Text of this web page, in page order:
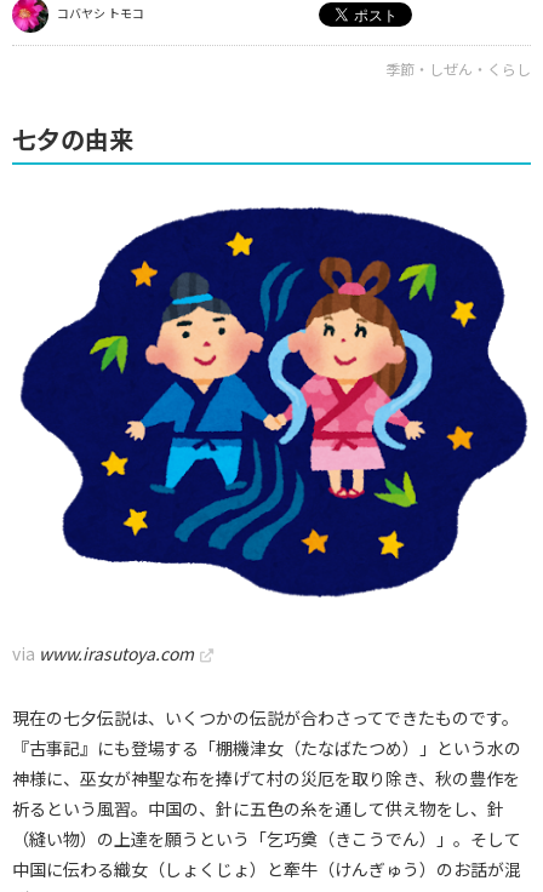
コバヤシ トモコ
季節・しぜん・くらし
七夕の由来
via www.irasutoya.com
現在の七夕伝説は、いくつかの伝説が合わさってできたものです。
『古事記』にも登場する「棚機津女（たなばたつめ）」という水の
神様に、巫女が神聖な布を捧げて村の災厄を取り除き、秋の豊作を
祈るという風習。中国の、針に五色の糸を通して供え物をし、針
（縫い物）の上達を願うという「乞巧奠（きこうでん）」。そして
中国に伝わる織女（しょくじょ）と牽牛（けんぎゅう）のお話が混